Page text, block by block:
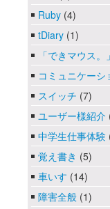
Ruby (4)
tDiary (1)
「できマウス。」
コミュニケーシ
スイッチ (7)
ユーザー様紹介
中学生仕事体験
覚え書き (5)
車いす (14)
障害全般 (1)